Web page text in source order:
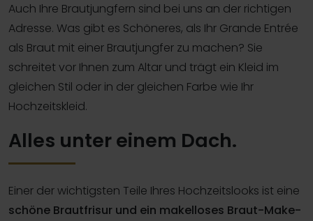
Auch Ihre Brautjungfern sind bei uns an der richtigen
Adresse. Was gibt es Schöneres, als Ihr Grande Entrée
als Braut mit einer Brautjungfer zu machen? Sie
schreitet vor Ihnen zum Altar und trägt ein Kleid im
gleichen Stil oder in der gleichen Farbe wie Ihr
Hochzeitskleid.
Alles unter einem Dach.
Einer der wichtigsten Teile Ihres Hochzeitslooks ist eine
schöne Brautfrisur und ein makelloses Braut-Make-